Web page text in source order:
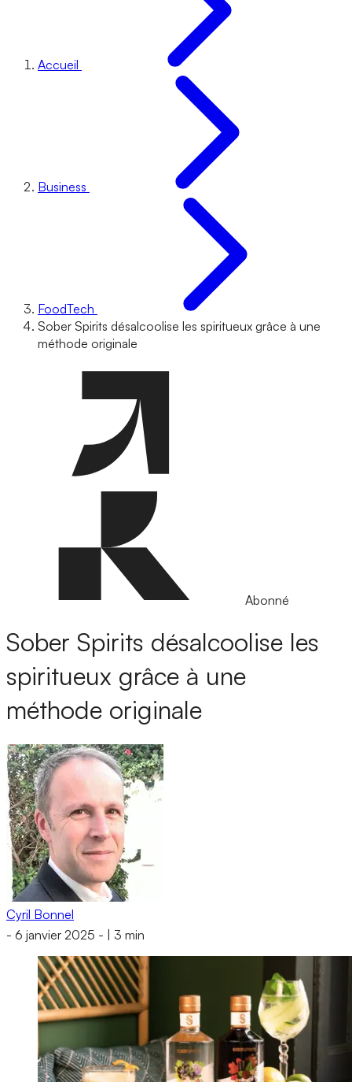
Accueil
Business
FoodTech
Sober Spirits désalcoolise les spiritueux grâce à une
méthode originale
Abonné
Sober Spirits désalcoolise les
spiritueux grâce à une
méthode originale
Cyril Bonnel
- 6 janvier 2025 - 3 min